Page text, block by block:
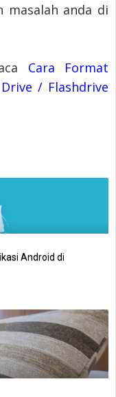
masalah anda di
Cara Format
/ Flashdrive
Android di